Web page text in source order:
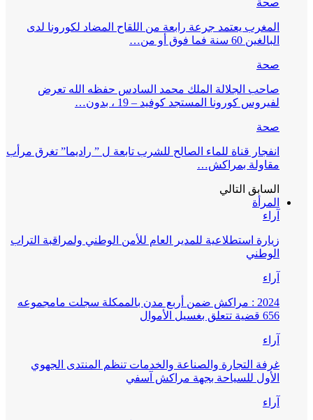
صحة
المغرب يعتمد جرعة رابعة من اللقاح المضاد لكورونا لدى
البالغين 60 سنة فما فوق أو من…
صحة
صاحب الجلالة الملك محمد السادس حفظه الله تعرض
لفيروس كورونا المستجد كوفيد – 19 ، بدون…
صحة
انفجار قناة للماء الصالح للشرب تابعة ل ” راديما” تغرق مرأب
مقاولة بمراكش…
السابق التالي
المرأة
آراء
زيارة استطلاعية للمدير العام للأمن الوطني ولمراقبة التراب
الوطني
آراء
2024 : مراكش ضمن أربع مدن بالممكلة سجلت مامجموعه
656 قضية تتعلق بغسيل الأموال
آراء
غرفة التجارة والصناعة والخدمات تنظم المنتدى الجهوي
الأول للسياحة بجهة مراكش آسفي
آراء